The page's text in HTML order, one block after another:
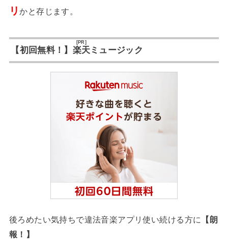
リかと存じます。
【初回無料！】 楽天
[PR]
ミュージック
後ろめたい気持ちで違法音楽アプリ使い続ける方に
【朗
報！】